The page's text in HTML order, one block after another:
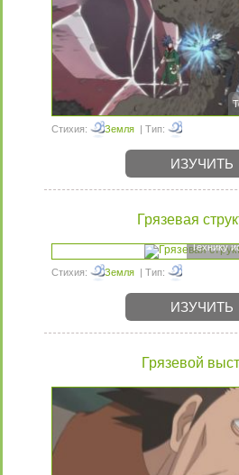
Стихия: Земля | Тип:
ИЗУЧИТЬ
Грязевая
Технику
Стихия: Земля | Тип:
ИЗУЧИТЬ
Грязевой